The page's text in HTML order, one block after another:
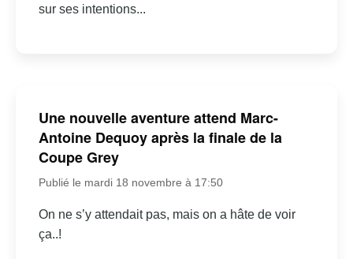
sur ses intentions...
Une nouvelle aventure attend Marc-
Antoine Dequoy après la finale de la
Coupe Grey
Publié le mardi 18 novembre à 17:50
On ne s’y attendait pas, mais on a hâte de voir
ça..!